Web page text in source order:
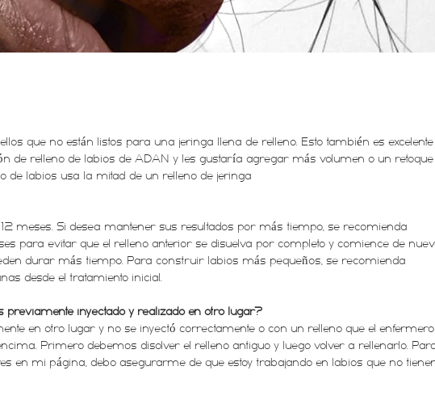
que no están listos para una jeringa llena de relleno. Esto también es excelente
de relleno de labios de ADAN y les gustaría agregar más volumen o un retoque
de labios usa la mitad de un relleno de jeringa
meses. Si desea mantener sus resultados por más tiempo, se recomienda
para evitar que el relleno anterior se disuelva por completo y comience de
durar más tiempo. Para construir labios más pequeños, se recomienda
desde el tratamiento inicial.
previamente inyectado y realizado en otro lugar?
en otro lugar y no se inyectó correctamente o con un relleno que el enfermero
Primero debemos disolver el relleno antiguo y luego volver a rellenarlo.
en mi página, debo asegurarme de que estoy trabajando en labios que no